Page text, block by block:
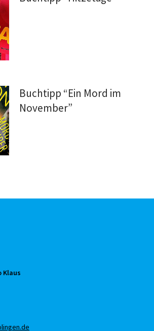
Buchtipp “Ein Mord im
November”
Klaus